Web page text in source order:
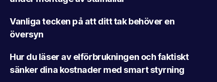
Vanliga tecken på att ditt tak behöver en
översyn
Hur du läser av elförbrukningen och faktiskt
sänker dina kostnader med smart styrning